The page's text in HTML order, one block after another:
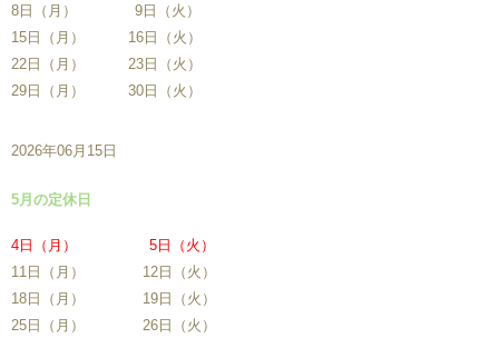
8日（月） 9日（火）
15日（月） 16日（火）
22日（月） 23日（火）
29日（月） 30日（火）
2026年06月15日
5月の定休日
4日（月） 5日（火）
11日（月） 12日（火）
18日（月） 19日（火）
25日（月） 26日（火）